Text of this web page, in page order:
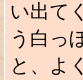
い出て
う白っ
と、よ